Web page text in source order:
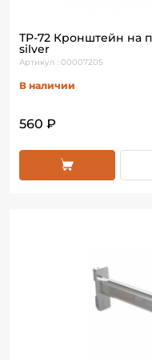
ТР-72 Кронштейн на
silver
Артикул : 00007205
В наличии
560 ₽